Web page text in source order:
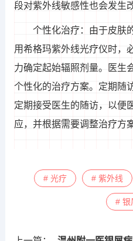
段对紫外线敏感性也会发生
个性化治疗：由于皮肤
用希格玛紫外线光疗仪时，
力确定起始辐照剂量。医生
个性化的治疗方案。定期随
定期接受医生的随访，以便
应，并根据需要调整治疗方案
# 光疗 # 紫外线
# 银